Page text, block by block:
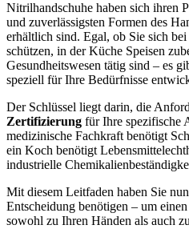
Nitrilhandschuhe haben sich ihren
und zuverlässigsten Formen des
erhältlich sind. Egal, ob Sie sich
schützen, in der Küche Speisen
Gesundheitswesen tätig sind – es
speziell für Ihre Bedürfnisse
Der Schlüssel liegt darin, die
Zertifizierung für Ihre spezifische
medizinische Fachkraft benötigt
ein Koch benötigt
industrielle
Mit diesem Leitfaden haben Sie
Entscheidung benötigen – um
sowohl zu Ihren Händen als auch